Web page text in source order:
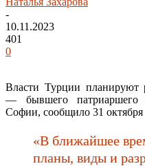
-
10.11.2023
401
0
Власти Турции планируют
— бывшего патриаршего
Софии, сообщило 31 октября
«В ближайшее
планы, виды и